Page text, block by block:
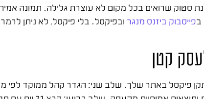
סטוק שרואים בכל מקום לא עוצרת גלילה. תמונה
פייסבוק ביזנס מנגר ובפיקסל. בלי פיקסל, לא ניתן
קטן
פיקסל באתר שלך. שלב שני: הגדר קהל ממוקד לפי